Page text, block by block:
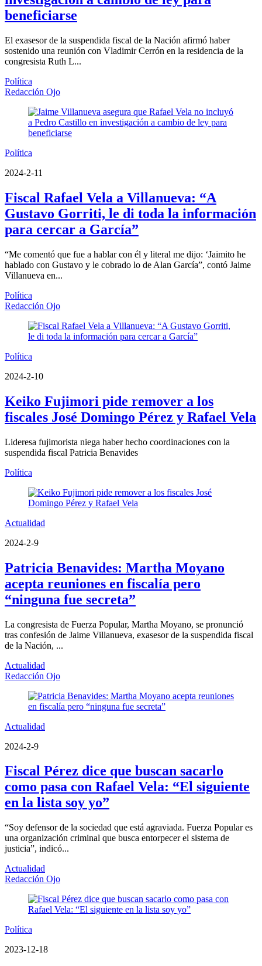
beneficiarse
El exasesor de la suspendida fiscal de la Nación afirmó haber
sostenido una reunión con Vladimir Cerrón en la residencia de la
congresista Ruth L...
Política
Redacción Ojo
Política
2024-2-11
Fiscal Rafael Vela a Villanueva: “A
Gustavo Gorriti, le di toda la información
para cercar a García”
“Me comentó que fue a hablar con él y literal me dijo: ‘Jaimito he
hablado con Gustavo y le cobrado lo de Alan García”, contó Jaime
Villanueva en...
Política
Redacción Ojo
Política
2024-2-10
Keiko Fujimori pide remover a los
fiscales José Domingo Pérez y Rafael Vela
Lideresa fujimorista niega haber hecho coordinaciones con la
suspendida fiscal Patricia Benavides
Política
Actualidad
2024-2-9
Patricia Benavides: Martha Moyano
acepta reuniones en fiscalía pero
“ninguna fue secreta”
La congresista de Fuerza Popular, Martha Moyano, se pronunció
tras confesión de Jaime Villanueva, exasesor de la suspendida fiscal
de la Nación, ...
Actualidad
Redacción Ojo
Actualidad
2024-2-9
Fiscal Pérez dice que buscan sacarlo
como pasa con Rafael Vela: “El siguiente
en la lista soy yo”
“Soy defensor de la sociedad que está agraviada. Fuerza Popular es
una organización criminal que busca entorpecer el sistema de
justicia”, indicó...
Actualidad
Redacción Ojo
Política
2023-12-18